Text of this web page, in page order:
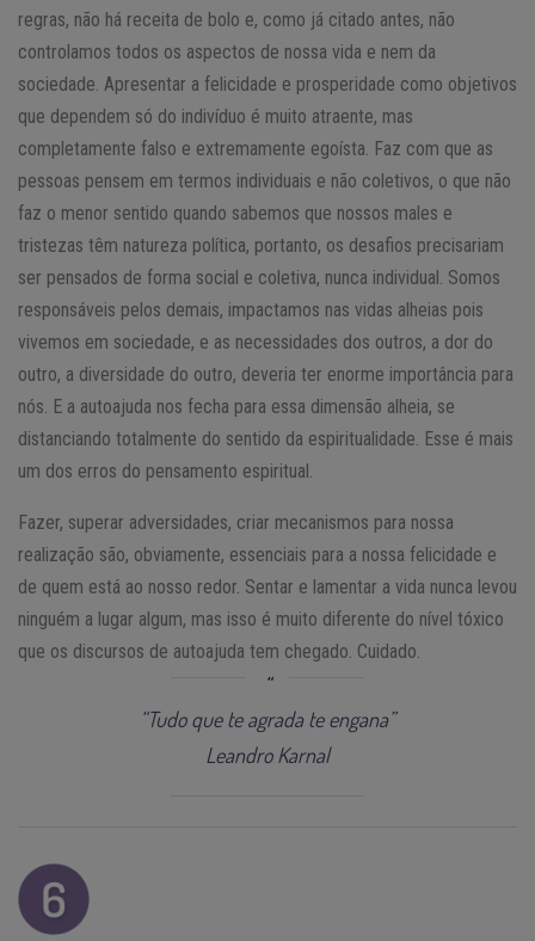
regras, não há receita de bolo e, como já citado antes, não
controlamos todos os aspectos de nossa vida e nem da
sociedade. Apresentar a felicidade e prosperidade como objetivos
que dependem só do indivíduo é muito atraente, mas
completamente falso e extremamente egoísta. Faz com que as
pessoas pensem em termos individuais e não coletivos, o que não
faz o menor sentido quando sabemos que nossos males e
tristezas têm natureza política, portanto, os desafios precisariam
ser pensados de forma social e coletiva, nunca individual. Somos
responsáveis pelos demais, impactamos nas vidas alheias pois
vivemos em sociedade, e as necessidades dos outros, a dor do
outro, a diversidade do outro, deveria ter enorme importância para
nós. E a autoajuda nos fecha para essa dimensão alheia, se
distanciando totalmente do sentido da espiritualidade. Esse é mais
um dos erros do pensamento espiritual.
Fazer, superar adversidades, criar mecanismos para nossa
realização são, obviamente, essenciais para a nossa felicidade e
de quem está ao nosso redor. Sentar e lamentar a vida nunca levou
ninguém a lugar algum, mas isso é muito diferente do nível tóxico
que os discursos de autoajuda tem chegado. Cuidado.
“Tudo que te agrada te engana”
Leandro Karnal